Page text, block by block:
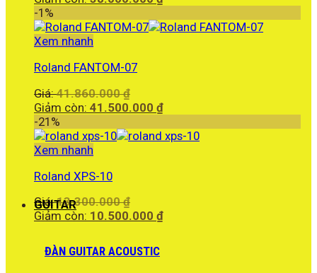
40.000.000 ₫.
tại
-1%
Xem nhanh
Roland FANTOM-07
Giá:41.860.000₫
gốc
41.860.000 ₫.
Giảm còn: 41.500.000 ₫Giá
tại
-21%
Xem nhanh
Roland XPS-10
Giá:13.300.000₫
gốc
13.300.000 ₫.
Giảm còn: 10.500.000 ₫Giá
GUITAR
ĐÀN GUITAR ACOUSTIC